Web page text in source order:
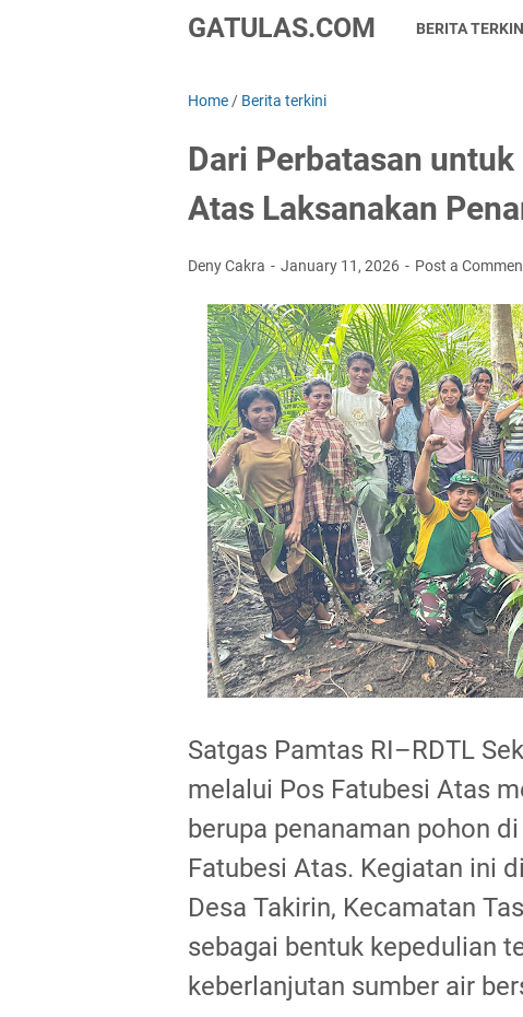
GATULAS.COM BERITA
Home / Berita terkini
Dari Perbatasan
Atas Laksanakan
Deny Cakra January 11, 2026 Post a
Satgas Pamtas RI–RDTL
melalui Pos Fatubesi Atas
berupa penanaman pohon
Fatubesi Atas. Kegiatan ini
Desa Takirin, Kecamatan
sebagai bentuk kepedulian
keberlanjutan sumber air